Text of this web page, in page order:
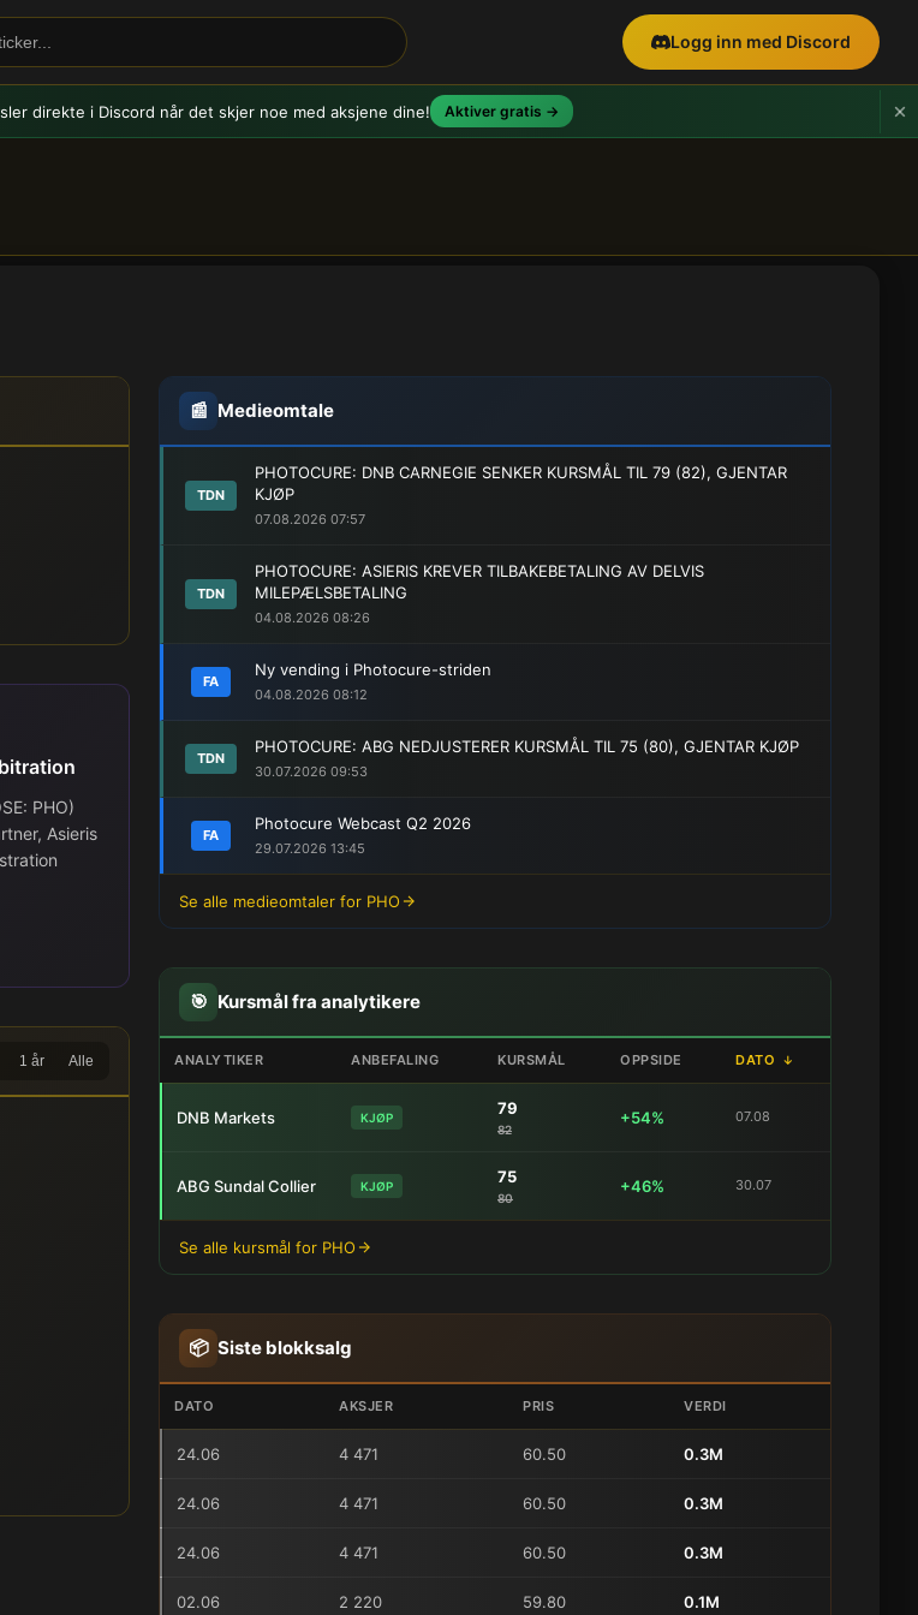
Logg inn med Discord
direkte i Discord når det skjer noe med aksjene dine! Aktiver gratis →
PHO)
Asieris
1 år Alle
📰 Medieomtale
TDN
PHOTOCURE: DNB CARNEGIE SENKER KURSMÅL TIL 79 (82), GJENTAR
KJØP
07.08.2026 07:57
TDN
PHOTOCURE: ASIERIS KREVER TILBAKEBETALING AV DELVIS
MILEPÆLSBETALING
04.08.2026 08:26
FA
Ny vending i Photocure-striden
04.08.2026 08:12
TDN
PHOTOCURE: ABG NEDJUSTERER KURSMÅL TIL 75 (80), GJENTAR KJØP
30.07.2026 09:53
FA
Photocure Webcast Q2 2026
29.07.2026 13:45
Se alle medieomtaler for PHO
🎯 Kursmål fra analytikere
ANALYTIKER ANBEFALING KURSMÅL OPPSIDE DATO ↓
DNB Markets KJØP 79
82
+54% 07.08
ABG Sundal Collier KJØP 75
80
+46% 30.07
Se alle kursmål for PHO
📦 Siste blokksalg
DATO AKSJER PRIS VERDI
24.06 4 471 60.50 0.3M
24.06 4 471 60.50 0.3M
24.06 4 471 60.50 0.3M
02.06 2 220 59.80 0.1M